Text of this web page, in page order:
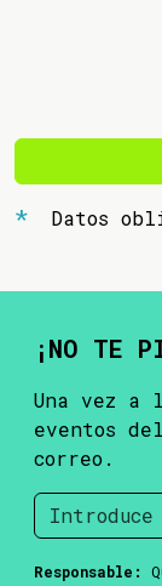
Datos
¡NO TE
Una vez a
eventos
correo.
Responsable: